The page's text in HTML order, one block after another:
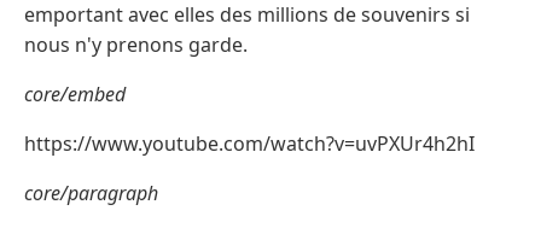
emportant avec elles des millions de souvenirs si
nous n'y prenons garde.
core/embed
https://www.youtube.com/watch?v=uvPXUr4h2hI
core/paragraph